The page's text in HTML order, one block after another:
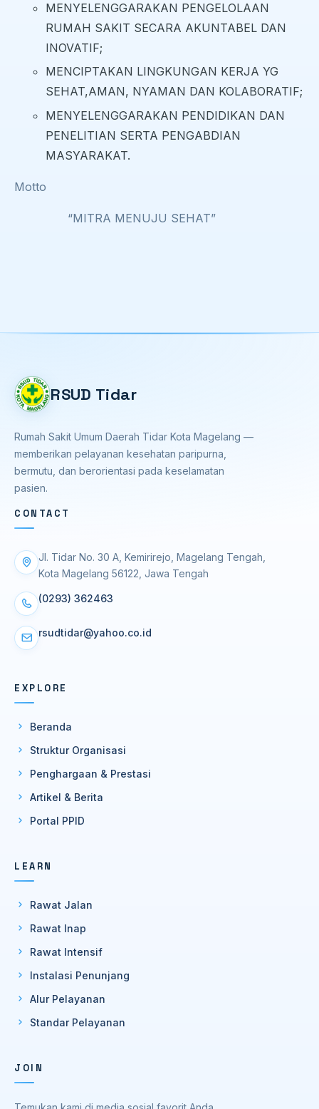
MENYELENGGARAKAN PENGELOLAAN
RUMAH SAKIT SECARA AKUNTABEL DAN
INOVATIF;
MENCIPTAKAN LINGKUNGAN KERJA YG
SEHAT,AMAN, NYAMAN DAN KOLABORATIF;
MENYELENGGARAKAN PENDIDIKAN DAN
PENELITIAN SERTA PENGABDIAN
MASYARAKAT.
Motto
“MITRA MENUJU SEHAT”
RSUD Tidar
Rumah Sakit Umum Daerah Tidar Kota Magelang —
memberikan pelayanan kesehatan paripurna,
bermutu, dan berorientasi pada keselamatan
pasien.
CONTACT
Jl. Tidar No. 30 A, Kemirirejo, Magelang Tengah,
Kota Magelang 56122, Jawa Tengah
(0293) 362463
rsudtidar@yahoo.co.id
EXPLORE
Beranda
Struktur Organisasi
Penghargaan & Prestasi
Artikel & Berita
Portal PPID
LEARN
Rawat Jalan
Rawat Inap
Rawat Intensif
Instalasi Penunjang
Alur Pelayanan
Standar Pelayanan
JOIN